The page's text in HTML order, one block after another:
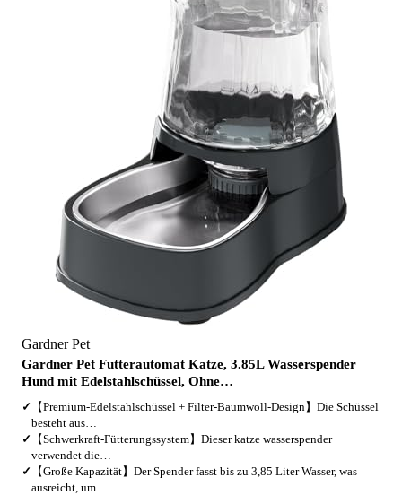
Gardner Pet
Gardner Pet Futterautomat Katze, 3.85L Wasserspender
Hund mit Edelstahlschüssel, Ohne…
✓
【Premium-Edelstahlschüssel + Filter-Baumwoll-Design】Die Schüssel
besteht aus…
✓
【Schwerkraft-Fütterungssystem】Dieser katze wasserspender
verwendet die…
✓
【Große Kapazität】Der Spender fasst bis zu 3,85 Liter Wasser, was
ausreicht, um…